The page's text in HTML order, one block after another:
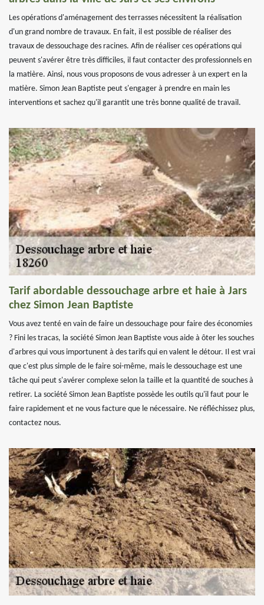
Les opérations d'aménagement des terrasses nécessitent la réalisation
d'un grand nombre de travaux. En fait, il est possible de réaliser des
travaux de dessouchage des racines. Afin de réaliser ces opérations qui
peuvent s'avérer être très difficiles, il faut contacter des professionnels en
la matière. Ainsi, nous vous proposons de vous adresser à un expert en la
matière. Simon Jean Baptiste peut s'engager à prendre en main les
interventions et sachez qu'il garantit une très bonne qualité de travail.
Tarif abordable dessouchage arbre et haie à Jars
chez Simon Jean Baptiste
Vous avez tenté en vain de faire un dessouchage pour faire des économies
? Fini les tracas, la société Simon Jean Baptiste vous aide à ôter les souches
d'arbres qui vous importunent à des tarifs qui en valent le détour. Il est vrai
que c'est plus simple de le faire soi-même, mais le dessouchage est une
tâche qui peut s'avérer complexe selon la taille et la quantité de souches à
retirer. La société Simon Jean Baptiste possède les outils qu'il faut pour le
faire rapidement et ne vous facture que le nécessaire. Ne réfléchissez plus,
contactez nous.